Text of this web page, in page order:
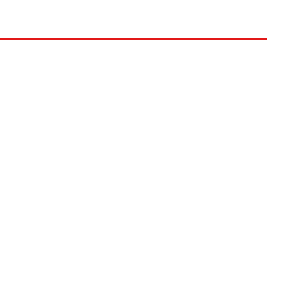
ル、ウルトラマリン